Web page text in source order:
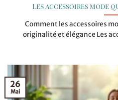
Les accessoires mode
Comment les accessoires
originalité et élégance Les
26
Mai